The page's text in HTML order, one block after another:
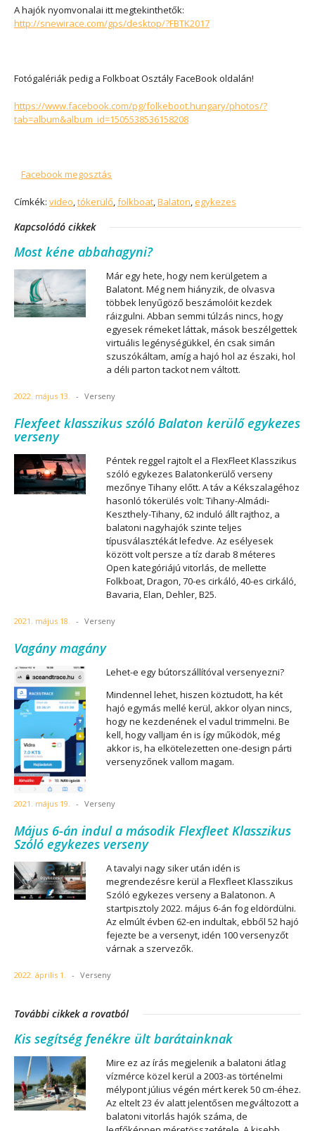
A hajók nyomvonalai itt megtekinthetők:
http://snewirace.com/gps/desktop/?FBTK2017
Fotógalériák pedig a Folkboat Osztály FaceBook oldalán!
https://www.facebook.com/pg/folkeboot.hungary/photos/?
tab=album&album_id=1505538536158208
Facebook megosztás
Címkék: video,tókerülő,folkboat,Balaton, egykezes
Kapcsolódó cikkek
Most kéne abbahagyni?
Már egy hete, hogy nem kerülgetem a
Balatont. Még nem hiányzik, de olvasva
többek lenyűgöző beszámolóit kezdek
ráizgulni. Abban semmi túlzás nincs, hogy
egyesek rémeket láttak, mások beszélgettek
virtuális legénységükkel, én csak simán
szuszókáltam, amíg a hajó hol az északi, hol
a déli parton tackot nem váltott.
2022. május 13. - Verseny
Flexfeet klasszikus szóló Balaton kerülő egykezes
verseny
Péntek reggel rajtolt el a FlexFleet Klasszikus
szóló egykezes Balatonkerülő verseny
mezőnye Tihany előtt. A táv a Kékszalagéhoz
hasonló tókerülés volt: Tihany-Almádi-
Keszthely-Tihany, 62 induló állt rajthoz, a
balatoni nagyhajók szinte teljes
típusválasztékát lefedve. Az esélyesek
között volt persze a tíz darab 8 méteres
Open kategóriájú vitorlás, de mellette
Folkboat, Dragon, 70-es cirkáló, 40-es cirkáló,
Bavaria, Elan, Dehler, B25.
2021. május 18. - Verseny
Vagány magány
Lehet-e egy bútorszállítóval versenyezni?
Mindennel lehet, hiszen köztudott, ha két
hajó egymás mellé kerül, akkor olyan nincs,
hogy ne kezdenének el vadul trimmelni. Be
kell, hogy valljam én is így működök, még
akkor is, ha elkötelezetten one-design párti
versenyzőnek vallom magam.
2021. május 19. - Verseny
Május 6-án indul a második Flexfleet Klasszikus
Szóló egykezes verseny
A tavalyi nagy siker után idén is
megrendezésre kerül a Flexfleet Klasszikus
Szóló egykezes verseny a Balatonon. A
startpisztoly 2022. május 6-án fog eldördülni.
Az elmúlt évben 62-en indultak, ebből 52 hajó
fejezte be a versenyt, idén 100 versenyzőt
várnak a szervezők.
2022. április 1. - Verseny
További cikkek a rovatból
Kis segítség fenékre ült barátainknak
Mire ez az írás megjelenik a balatoni átlag
vízmérce közel kerül a 2003-as történelmi
mélypont július végén mért kerek 50 cm-éhez.
Az eltelt 23 év alatt jelentősen megváltozott a
balatoni vitorlás hajók száma, de